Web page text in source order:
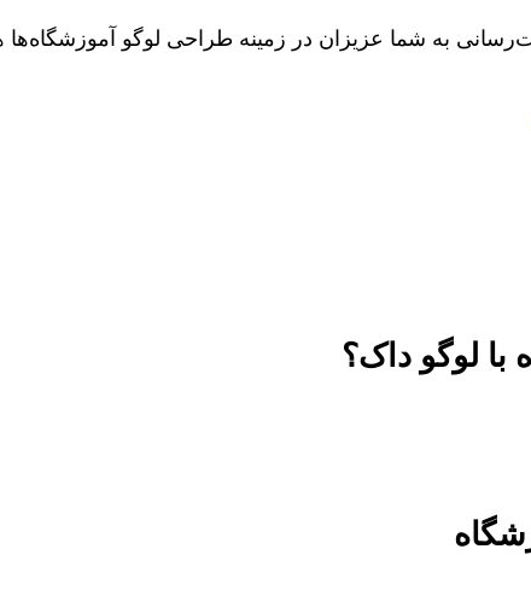
به شما عزیزان در زمینه طراحی لوگو
لوگو داک؟